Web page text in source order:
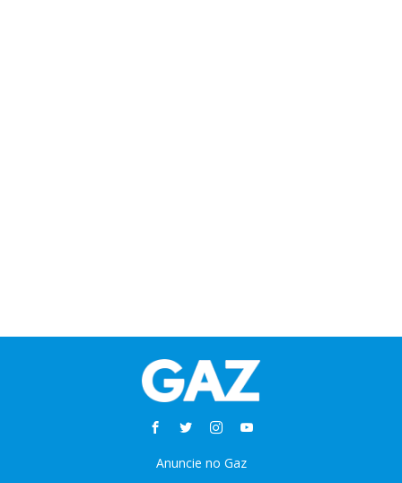
Anuncie no Gaz